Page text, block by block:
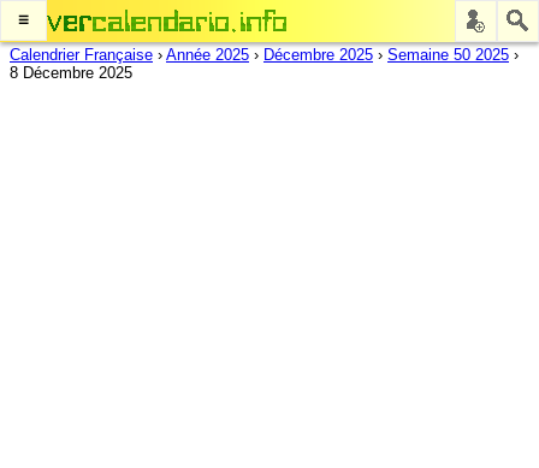
≡
Calendrier Française › Année 2025 › Décembre 2025 › Semaine 50 2025 ›
8 Décembre 2025